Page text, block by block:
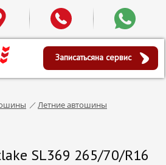
Записатьсяна сервис
Летние автошины
SL369 265/70/R16